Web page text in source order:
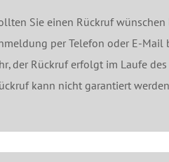
Sie einen Rückruf
per Telefon oder E-Mail
der Rückruf erfolgt im Laufe
kann nicht garantiert